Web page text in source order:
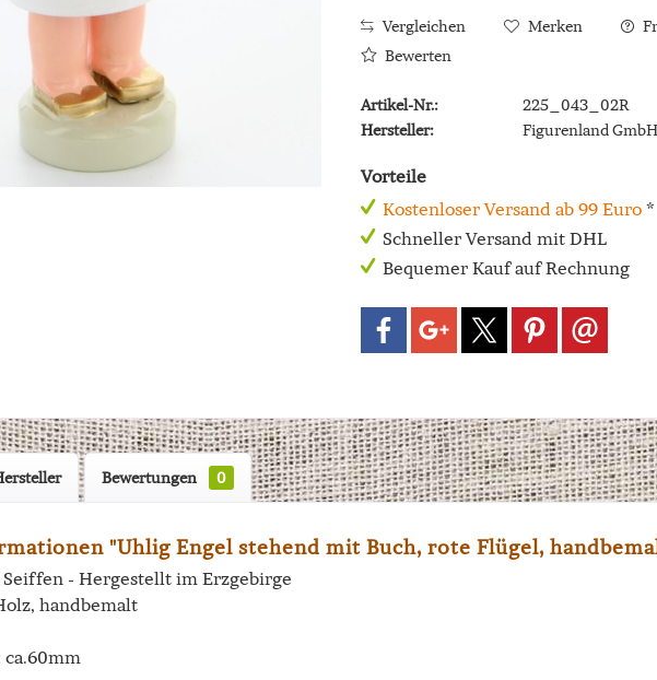
Vergleichen Merken
Bewerten
Artikel-Nr.:
225_043_02R
Hersteller:
Figurenland GmbH
Vorteile
Kostenloser Versand ab 99 Euro*
Schneller Versand mit DHL
Bequemer Kauf auf Rechnung
Bewertungen 0
"Uhlig Engel stehend mit Buch, rote Flügel,
Seiffen - Hergestellt im Erzgebirge
handbemalt